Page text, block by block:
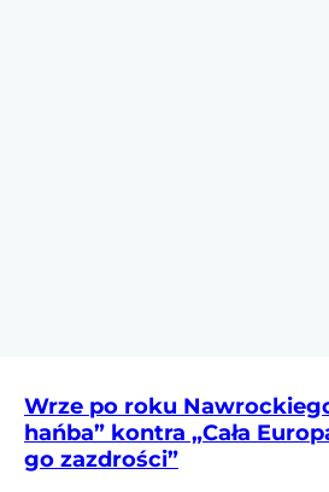
Wrze po roku
hańba” kontra „Cała
go zazdrości”